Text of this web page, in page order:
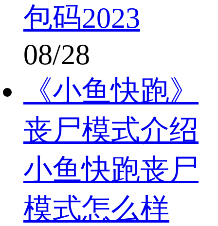
包码2023
08/28
《小鱼快跑》
丧尸模式介绍
小鱼快跑丧尸
模式怎么样